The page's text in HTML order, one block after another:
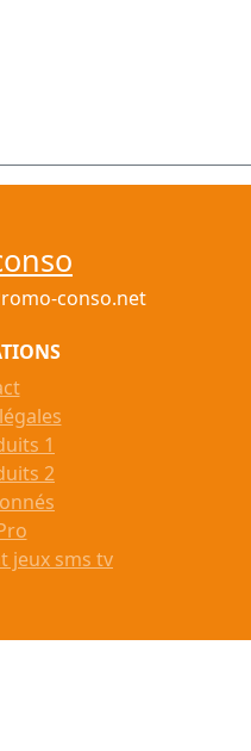
conso.net
1
2
jeux sms tv